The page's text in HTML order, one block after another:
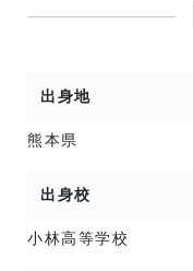
出身地
熊本県
出身校
小林高等学校